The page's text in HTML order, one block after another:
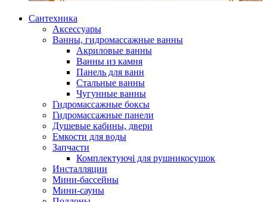
Сантехника
Аксессуары
Ванны, гидромассажные ванны
Акриловые ванны
Ванны из камня
Панель для ванн
Стальные ванны
Чугунные ванны
Гидромассажные боксы
Гидромассажные панели
Душевые кабины, двери
Емкости для воды
Запчасти
Комплектуючі для рушникосушок
Инсталляции
Мини-бассейны
Мини-сауны